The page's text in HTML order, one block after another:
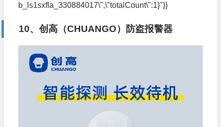
b_ls1sxfla_330884017\",\"totalCount\":1}"}}
10、创高（CHUANGO）防盗报警器